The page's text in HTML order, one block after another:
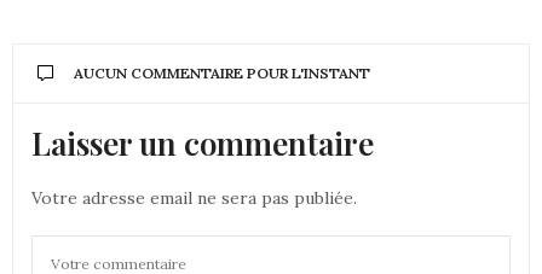
AUCUN COMMENTAIRE POUR L'INSTANT
Laisser un commentaire
Votre adresse email ne sera pas publiée.